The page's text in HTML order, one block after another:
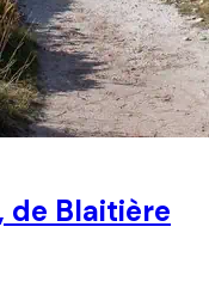
de Blaitière